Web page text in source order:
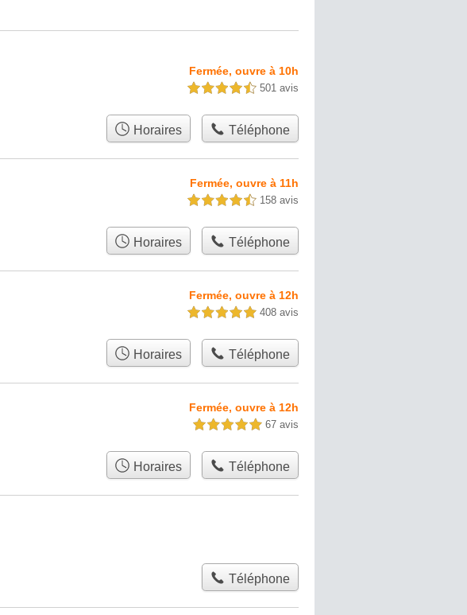
Fermée, ouvre à 10h
4,5 étoiles sur 5 501 avis
Horaires Téléphone
Fermée, ouvre à 11h
4,5 étoiles sur 5 158 avis
Horaires Téléphone
Fermée, ouvre à 12h
5,0 étoiles sur 5 408 avis
Horaires Téléphone
Fermée, ouvre à 12h
5,0 étoiles sur 5 67 avis
Horaires Téléphone
Téléphone